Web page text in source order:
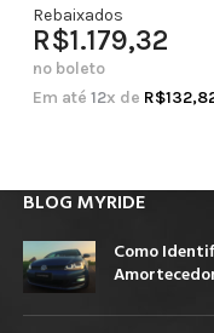
Rebaixados
R$1.179,32
no boleto
Em até 12x de R$
BLOG MYRIDE
Como